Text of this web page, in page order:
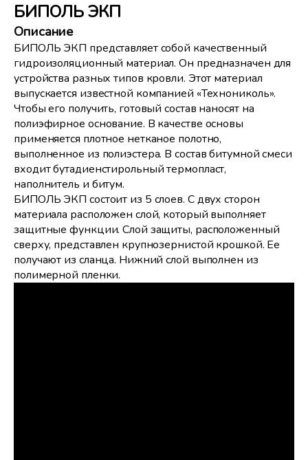
БИПОЛЬ ЭКП
Описание
БИПОЛЬ ЭКП представляет собой качественный
гидроизоляционный материал. Он предназначен для
устройства разных типов кровли. Этот материал
выпускается известной компанией «Технониколь».
Чтобы его получить, готовый состав наносят на
полиэфирное основание. В качестве основы
применяется плотное нетканое полотно,
выполненное из полиэстера. В состав битумной смеси
входит бутадиенстирольный термопласт,
наполнитель и битум.
БИПОЛЬ ЭКП состоит из 5 слоев. С двух сторон
материала расположен слой, который выполняет
защитные функции. Слой защиты, расположенный
сверху, представлен крупнозернистой крошкой. Ее
получают из сланца. Нижний слой выполнен из
полимерной пленки.